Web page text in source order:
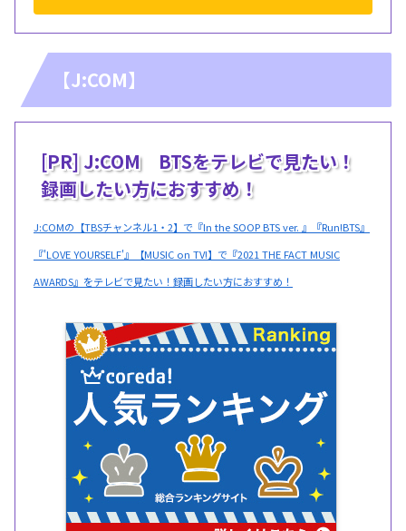
【J:COM】
[PR] J:COM BTSをテレビで見たい！
録画したい方におすすめ！
J:COMの【TBSチャンネル1・2】で『In the SOOP BTS ver. 』『Run!BTS』
『'LOVE YOURSELF'』【MUSIC on TV!】で『2021 THE FACT MUSIC
AWARDS』をテレビで見たい！録画したい方におすすめ！